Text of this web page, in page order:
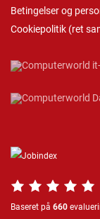
Betingelser og
Cookiepolitik (ret
Baseret på 660